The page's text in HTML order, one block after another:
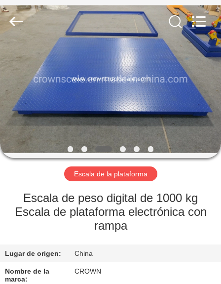
INICIO
PRODUCTOS
SOBRE
NOSOTROS
VISITA
FÁBRICA
DE
CALIDAD
Scales
Co.,
Escala de la plataforma
Escala de peso digital de 1000 kg
Escala de plataforma electrónica con
rampa
Lugar de origen: China
Nombre de la
marca:
CROWN